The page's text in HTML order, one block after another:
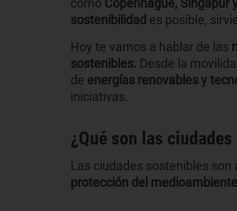
sostenibilidad es posible,
Hoy te vamos a hablar de las
sostenibles. Desde la
de energías renovables y
iniciativas.
¿Qué son las
Las ciudades sostenibles son
protección del medioambiente